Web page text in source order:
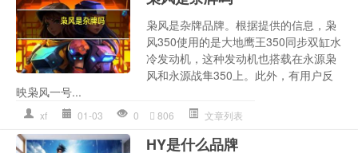
枭风是杂牌品牌。根据提供的信息，枭
风350使用的是大地鹰王350同步双缸水
冷发动机，这种发动机也搭载在永源枭
风和永源战隼350上。此外，有用户反
映枭风一号...
xf 01-03 0 806 文章列表
HY是什么品牌